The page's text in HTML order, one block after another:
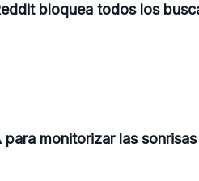
bloquea todos los
monitorizar las